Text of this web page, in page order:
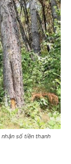
số tiền thanh